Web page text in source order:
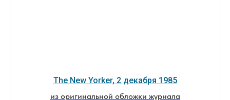
The New Yorker, 2 декабря 1985
из оригинальной обложки журнала